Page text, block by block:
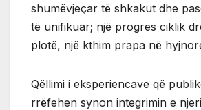
shumëvjeçar të shkakut dhe
të unifikuar; një progres ciklik
plotë, një kthim prapa në
Qëllimi i eksperiencave që
rrëfehen synon integrimin e